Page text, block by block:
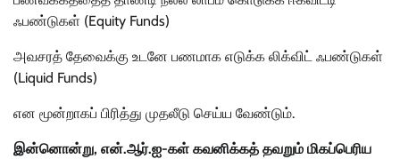
ஃபண்டுகள் (Equity Funds)
அவசரத் தேவைக்கு உடனே பணமாக எடுக்க லிக்விட் ஃபண்டுகள்
(Liquid Funds)
என மூன்றாகப் பிரித்து முதலீடு செய்ய வேண்டும்.
இன்னொன்று, என்.ஆர்.ஐ-கள் கவனிக்கத் தவறும் மிகப்பெரிய